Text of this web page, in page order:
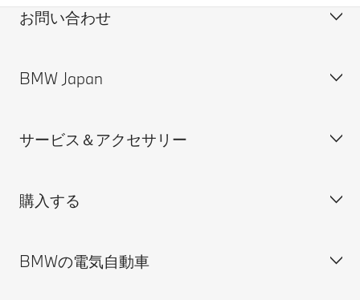
お問い合わせ
カスタマー・サポート＆お問い合わせ
見積依頼
ディーラー検索
BMW Japan
会社概要
BMW正規ディーラー採用情報
BMWのCSR活動
サービス＆アクセサリー
BMW Service
BMW純正アクセサリー
購入する
ご購入の前に
BMWの電気自動車